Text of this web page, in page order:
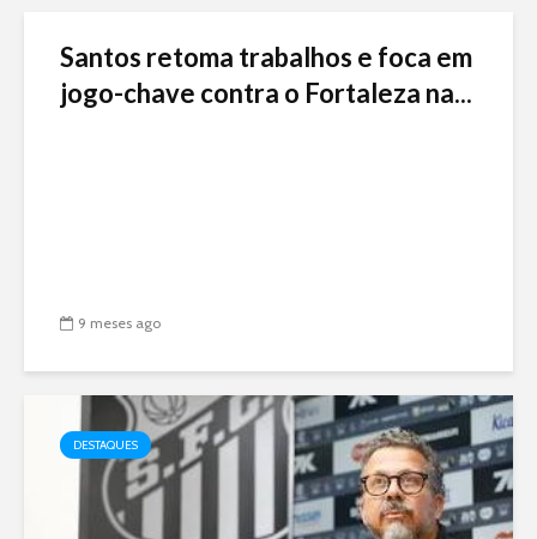
Santos retoma trabalhos e foca em
jogo-chave contra o Fortaleza na...
9 meses ago
DESTAQUES